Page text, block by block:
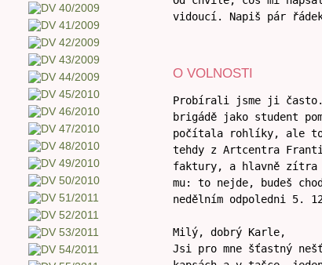
vidoucí. Napiš pár
O VOLNOSTI
Probírali jsme ji
brigádě jako student
počítala rohlíky, ale to
tehdy z Artcentra
faktury, a hlavně zítra
mu: to nejde, budeš
nedělním odpoledni 5.
Milý, dobrý Karle,
Jsi pro mne šťastný